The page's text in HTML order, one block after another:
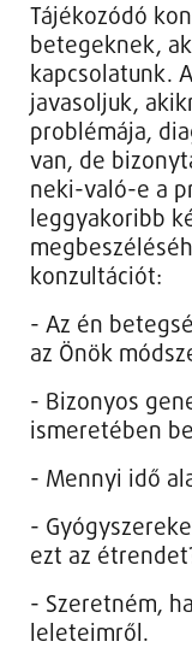
Tájékozódó
betegeknek,
kapcsolatunk.
javasoljuk,
problémája,
van, de
neki-való-e a
leggyakoribb
konzultációt:
- Az én
az Önök
- Bizonyos
ismeretében
- Mennyi idő
-
ezt az
- Szeretném,
leleteimről.